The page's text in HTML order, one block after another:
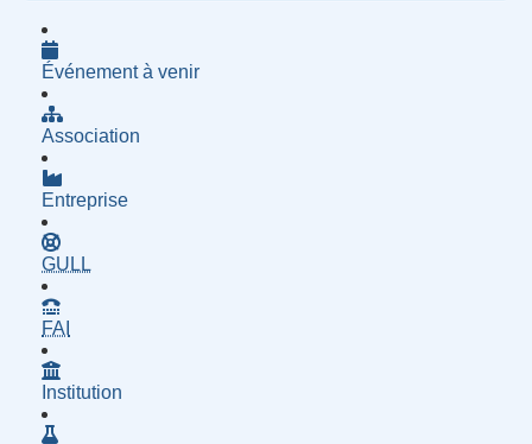
Événement à venir
Association
Entreprise
GULL
FAI
Institution